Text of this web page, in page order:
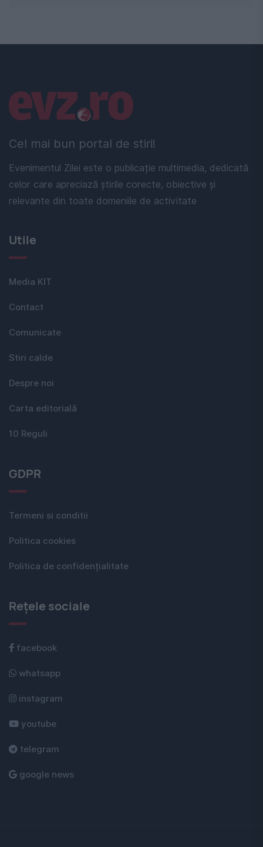
Cel mai bun portal de stiri!
Evenimentul Zilei este o publicație multimedia, dedicată
celor care apreciază știrile corecte, obiective și
relevante din toate domeniile de activitate
Linkuri utile
Utile
Media KIT
Contact
Comunicate
Stiri calde
Despre noi
Carta editorială
10 Reguli
GDPR
Termeni si conditii
Politica cookies
Politica de confidențialitate
Rețele sociale
facebook
whatsapp
instagram
youtube
telegram
google news